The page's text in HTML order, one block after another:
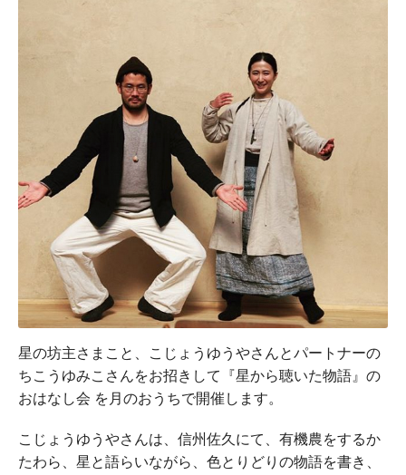
星の坊主さまこと、
こじょうゆうやさんとパートナーの
ちこうゆみこさんをお招きして
『星から聴いた物語』 の
おはなし会 を月のおうちで開催します。
こじょうゆうやさんは、信州佐久にて、有機農をするか
たわら、 星と語らいながら、色とりどりの物語を書き、